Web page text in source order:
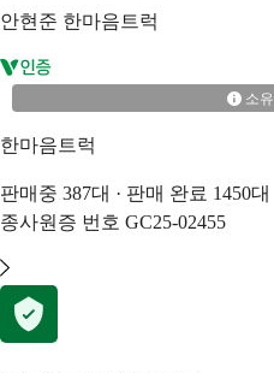
안현준 한마음트럭
소
한마음트럭
판매중 387대 · 판매 완료 1450대
종사원증 번호 GC25-02455